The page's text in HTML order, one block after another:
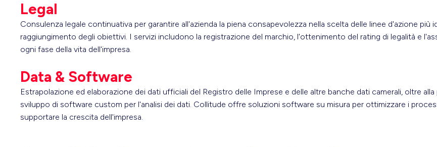
Legal
Consulenza legale continuativa per garantire all'azienda la piena consapevolezza nella scelta delle linee d'azione più
raggiungimento degli obiettivi. I servizi includono la registrazione del marchio, l'ottenimento del rating di legalità e
ogni fase della vita dell'impresa.
Data & Software
Estrapolazione ed elaborazione dei dati ufficiali del Registro delle Imprese e delle altre banche dati camerali, oltre
sviluppo di software custom per l'analisi dei dati. Collitude offre soluzioni software su misura per ottimizzare i
supportare la crescita dell'impresa.